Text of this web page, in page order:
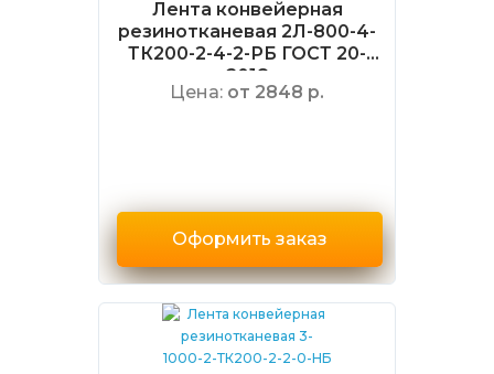
Лента конвейерная
резинотканевая 2Л-800-4-
ТК200-2-4-2-РБ ГОСТ 20-
2018
Цена: от 2848 р.
Оформить заказ